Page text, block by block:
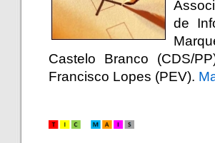
de
Castelo Branco (CDS/
Francisco Lopes (PEV).